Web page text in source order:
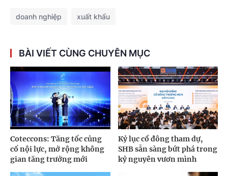
doanh nghiệp xuất khẩu
BÀI VIẾT CÙNG CHUYÊN MỤC
Coteccons: Tăng tốc củng
cố nội lực, mở rộng không
gian tăng trưởng mới
Kỷ lục cổ đông tham dự,
SHB sẵn sàng bứt phá trong
kỷ nguyên vươn mình